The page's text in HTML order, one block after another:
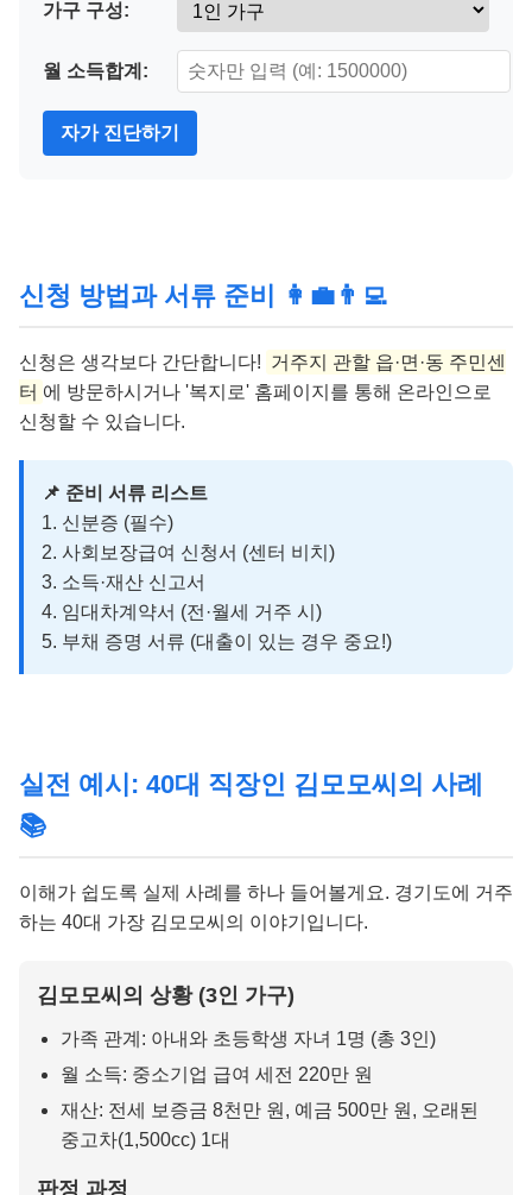
가구 구성:
월 소득합계:
자가 진단하기
신청 방법과 서류 준비 👩‍💼👨‍💻
신청은 생각보다 간단합니다! 거주지 관할 읍·면·동 주민센
터 에 방문하시거나 '복지로' 홈페이지를 통해 온라인으로
신청할 수 있습니다.
📌 준비 서류 리스트
1. 신분증 (필수)
2. 사회보장급여 신청서 (센터 비치)
3. 소득·재산 신고서
4. 임대차계약서 (전·월세 거주 시)
5. 부채 증명 서류 (대출이 있는 경우 중요!)
실전 예시: 40대 직장인 김모모씨의 사례
📚
이해가 쉽도록 실제 사례를 하나 들어볼게요. 경기도에 거주
하는 40대 가장 김모모씨의 이야기입니다.
김모모씨의 상황 (3인 가구)
가족 관계: 아내와 초등학생 자녀 1명 (총 3인)
월 소득: 중소기업 급여 세전 220만 원
재산: 전세 보증금 8천만 원, 예금 500만 원, 오래된
중고차(1,500cc) 1대
판정 과정